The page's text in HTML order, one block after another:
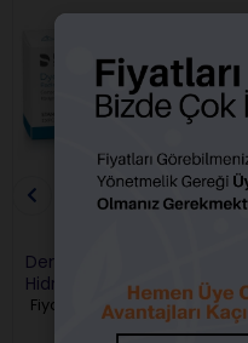
Dentsply Dycal Kalsiyum
Hidroksit Pat
Fiyatları görebilmek için üye
girişi yapmalısınız.